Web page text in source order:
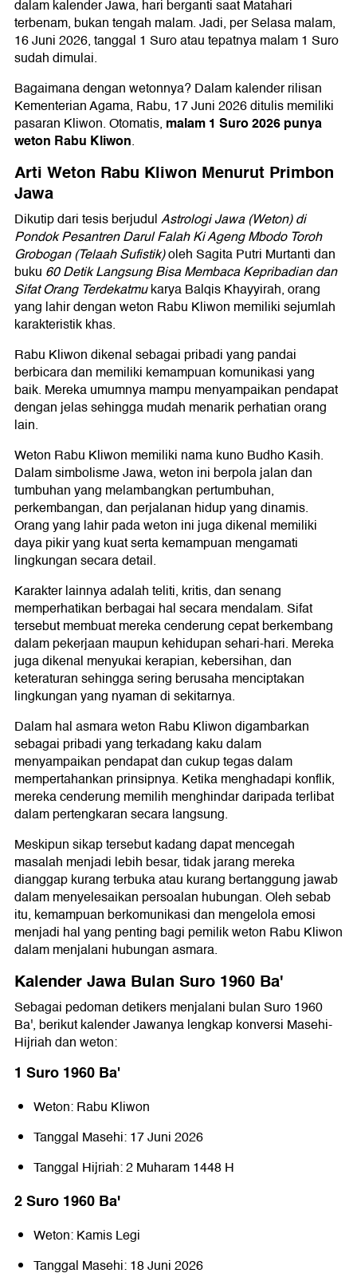
dalam kalender Jawa, hari berganti saat Matahari
terbenam, bukan tengah malam. Jadi, per Selasa malam,
16 Juni 2026, tanggal 1 Suro atau tepatnya malam 1 Suro
sudah dimulai.
Bagaimana dengan wetonnya? Dalam kalender rilisan
Kementerian Agama, Rabu, 17 Juni 2026 ditulis memiliki
pasaran Kliwon. Otomatis, malam 1 Suro 2026 punya
weton Rabu Kliwon.
Arti Weton Rabu Kliwon Menurut Primbon
Jawa
Dikutip dari tesis berjudulAstrologi Jawa (Weton) di
Pondok Pesantren Darul Falah Ki Ageng Mbodo Toroh
Grobogan (Telaah Sufistik)oleh Sagita Putri Murtanti dan
buku 60 Detik Langsung Bisa Membaca Kepribadian dan
Sifat Orang Terdekatmukarya Balqis Khayyirah, orang
yang lahir dengan weton Rabu Kliwon memiliki sejumlah
karakteristik khas.
Rabu Kliwon dikenal sebagai pribadi yang pandai
berbicara dan memiliki kemampuan komunikasi yang
baik. Mereka umumnya mampu menyampaikan pendapat
dengan jelas sehingga mudah menarik perhatian orang
lain.
Weton Rabu Kliwon memiliki nama kuno Budho Kasih.
Dalam simbolisme Jawa, weton ini berpola jalan dan
tumbuhan yang melambangkan pertumbuhan,
perkembangan, dan perjalanan hidup yang dinamis.
Orang yang lahir pada weton ini juga dikenal memiliki
daya pikir yang kuat serta kemampuan mengamati
lingkungan secara detail.
Karakter lainnya adalah teliti, kritis, dan senang
memperhatikan berbagai hal secara mendalam. Sifat
tersebut membuat mereka cenderung cepat berkembang
dalam pekerjaan maupun kehidupan sehari-hari. Mereka
juga dikenal menyukai kerapian, kebersihan, dan
keteraturan sehingga sering berusaha menciptakan
lingkungan yang nyaman di sekitarnya.
Dalam hal asmara weton Rabu Kliwon digambarkan
sebagai pribadi yang terkadang kaku dalam
menyampaikan pendapat dan cukup tegas dalam
mempertahankan prinsipnya. Ketika menghadapi konflik,
mereka cenderung memilih menghindar daripada terlibat
dalam pertengkaran secara langsung.
Meskipun sikap tersebut kadang dapat mencegah
masalah menjadi lebih besar, tidak jarang mereka
dianggap kurang terbuka atau kurang bertanggung jawab
dalam menyelesaikan persoalan hubungan. Oleh sebab
itu, kemampuan berkomunikasi dan mengelola emosi
menjadi hal yang penting bagi pemilik weton Rabu Kliwon
dalam menjalani hubungan asmara.
Kalender Jawa Bulan Suro 1960 Ba'
Sebagai pedoman detikers menjalani bulan Suro 1960
Ba', berikut kalender Jawanya lengkap konversi Masehi-
Hijriah dan weton:
1 Suro 1960 Ba'
Weton: Rabu Kliwon
Tanggal Masehi: 17 Juni 2026
Tanggal Hijriah: 2 Muharam 1448 H
2 Suro 1960 Baꞌ
Weton: Kamis Legi
Tanggal Masehi: 18 Juni 2026